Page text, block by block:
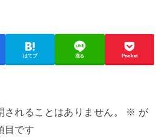
はてブ 送る Pocket
れることはありません。 ※ が
目です